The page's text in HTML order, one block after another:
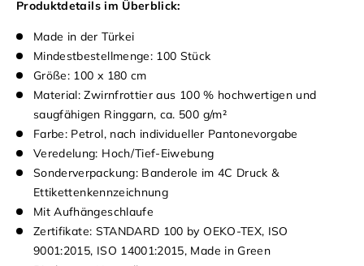
Produktdetails im Überblick:
Made in der Türkei
Mindestbestellmenge: 100 Stück
Größe: 100 x 180 cm
Material: Zwirnfrottier aus 100 % hochwertigen und
saugfähigen Ringgarn, ca. 500 g/m²
Farbe: Petrol, nach individueller Pantonevorgabe
Veredelung: Hoch/Tief-Eiwebung
Sonderverpackung: Banderole im 4C Druck &
Ettikettenkennzeichnung
Mit Aufhängeschlaufe
Zertifikate: STANDARD 100 by OEKO-TEX, ISO
9001:2015, ISO 14001:2015, Made in Green